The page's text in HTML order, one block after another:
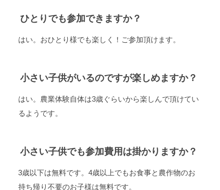
ひとりでも参加できますか？
はい。おひとり様でも楽しく！ご参加頂けます。
小さい子供がいるのですが楽しめますか？
はい。農業体験自体は3歳ぐらいから楽しんで頂けてい
るようです。
小さい子供でも参加費用は掛かりますか？
3歳以下は無料です。4歳以上でもお食事と農作物のお
持ち帰り不要のお子様は無料です。